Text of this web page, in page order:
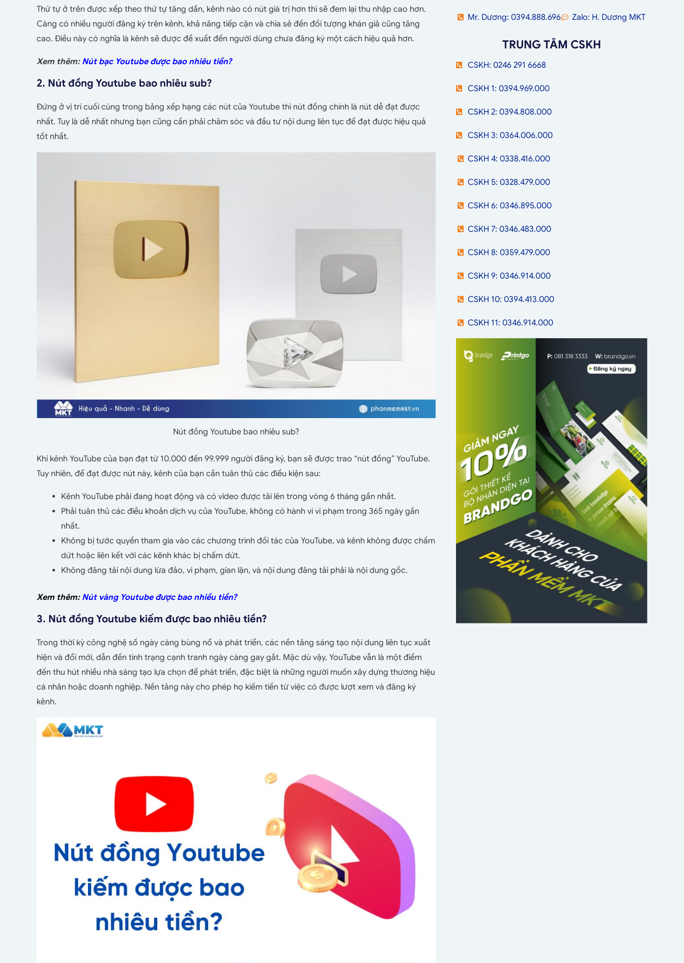
Thứ tự ở trên được xếp theo thứ tự tăng dần, kênh nào có nút giá trị hơn thì sẽ đem lại thu nhập cao hơn.
Càng có nhiều người đăng ký trên kênh, khả năng tiếp cận và chia sẻ đến đối tượng khán giả cũng tăng
cao. Điều này có nghĩa là kênh sẽ được đề xuất đến người dùng chưa đăng ký một cách hiệu quả hơn.
Xem thêm: Nút bạc Youtube được bao nhiêu tiền?
2. Nút đồng Youtube bao nhiêu sub?
Đứng ở vị trí cuối cùng trong bảng xếp hạng các nút của Youtube thì nút đồng chính là nút dễ đạt được
nhất. Tuy là dễ nhất nhưng bạn cũng cần phải chăm sóc và đầu tư nội dung liên tục để đạt được hiệu quả
tốt nhất.
Nút đồng Youtube bao nhiêu sub?
Khi kênh YouTube của bạn đạt từ 10.000 đến 99.999 người đăng ký, bạn sẽ được trao “nút đồng” YouTube.
Tuy nhiên, để đạt được nút này, kênh của bạn cần tuân thủ các điều kiện sau:
Kênh YouTube phải đang hoạt động và có video được tải lên trong vòng 6 tháng gần nhất.
Phải tuân thủ các điều khoản dịch vụ của YouTube, không có hành vi vi phạm trong 365 ngày gần
nhất.
Không bị tước quyền tham gia vào các chương trình đối tác của YouTube, và kênh không được chấm
dứt hoặc liên kết với các kênh khác bị chấm dứt.
Không đăng tải nội dung lừa đảo, vi phạm, gian lận, và nội dung đăng tải phải là nội dung gốc.
Xem thêm: Nút vàng Youtube được bao nhiều tiền?
3. Nút đồng Youtube kiếm được bao nhiêu tiền?
Trong thời kỳ công nghệ số ngày càng bùng nổ và phát triển, các nền tảng sáng tạo nội dung liên tục xuất
hiện và đổi mới, dẫn đến tình trạng cạnh tranh ngày càng gay gắt. Mặc dù vậy, YouTube vẫn là một điểm
đến thu hút nhiều nhà sáng tạo lựa chọn để phát triển, đặc biệt là những người muốn xây dựng thương hiệu
cá nhân hoặc doanh nghiệp. Nền tảng này cho phép họ kiếm tiền từ việc có được lượt xem và đăng ký
kênh.
Mr. Dương: 0394.888.696 Zalo: H. Dương MKT
TRUNG TÂM CSKH
CSKH: 0246 291 6668
CSKH 1: 0394.969.000
CSKH 2: 0394.808.000
CSKH 3: 0364.006.000
CSKH 4: 0338.416.000
CSKH 5: 0328.479.000
CSKH 6: 0346.895.000
CSKH 7: 0346.483.000
CSKH 8: 0359.479.000
CSKH 9: 0346.914.000
CSKH 10: 0394.413.000
CSKH 11: 0346.914.000